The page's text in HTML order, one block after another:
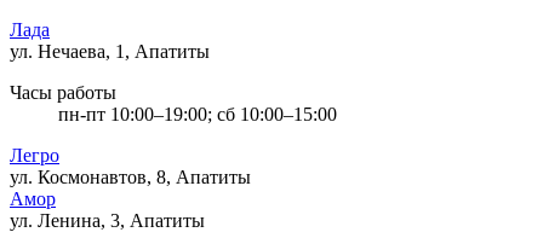
Лада
ул. Нечаева, 1, Апатиты
Часы работы
пн-пт 10:00–19:00; сб 10:00–15:00
Легро
ул. Космонавтов, 8, Апатиты
Амор
ул. Ленина, 3, Апатиты